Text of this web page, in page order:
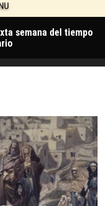
semana del tiempo